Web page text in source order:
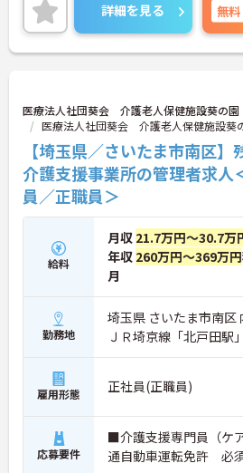
詳細を見る 無料
医療法人社団葵会 介護老人保健施設葵の園
医療法人社団葵会 介護老人保健施設葵
【埼玉県／さいたま市南区
介護支援事業所の管理者求人
員／正職員＞
給料
月収 21.7万円～30.7万
年収 260万円～369万円
月
勤務地
埼玉県 さいたま市南区
ＪＲ埼京線「北戸田駅
雇用形態 正社員(正職員)
応募要件
■介護支援専門員（ケ
通自動車運転免許 必須